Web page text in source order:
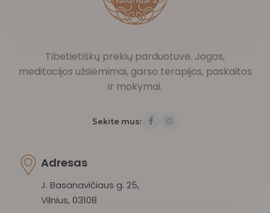
Tibetietiškų prekių parduotuvė. Jogos,
meditacijos užsiėmimai, garso terapijos, paskaitos
ir mokymai.
Sekite mus:
Adresas
J. Basanavičiaus g. 25,
Vilnius, 03108